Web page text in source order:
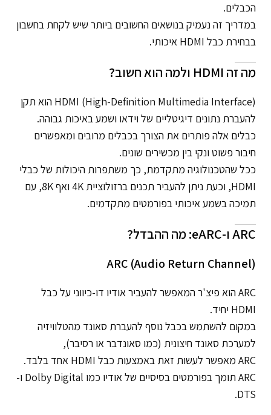
הכבלים.
במדריך זה נעמיק בנושאים החשובים ביותר שיש לקחת בחשבון
בבחירת כבל HDMI איכותי.
מה זה HDMI ולמה הוא חשוב?
HDMI (High-Definition Multimedia Interface) הוא תקן
להעברת נתונים דיגיטליים של וידאו ושמע באיכות גבוהה.
כבלים אלה פותרים את הצורך בכבלים מרובים ומאפשרים
חיבור פשוט ונקי בין מכשירים שונים.
ככל שהטכנולוגיה מתקדמת, כך משתפרות היכולות של כבלי
HDMI, וכעת ניתן להעביר תכנים ברזולוציית 4K ואף 8K, עם
תמיכה בשמע איכותי בפורמטים מתקדמים.
ARC ו-eARC: מה ההבדל?
ARC (Audio Return Channel)
ARC הוא פיצ'ר המאפשר להעביר אודיו דו-כיווני על כבל
HDMI יחיד.
במקום להשתמש בכבל נוסף להעברת סאונד מהטלוויזיה
למערכת סאונד חיצונית (כמו סאונדבר או רסיבר),
ARC מאפשר לעשות זאת באמצעות כבל HDMI אחד בלבד.
ARC תומך בפורמטים בסיסיים של אודיו כמו Dolby Digital ו-
DTS.